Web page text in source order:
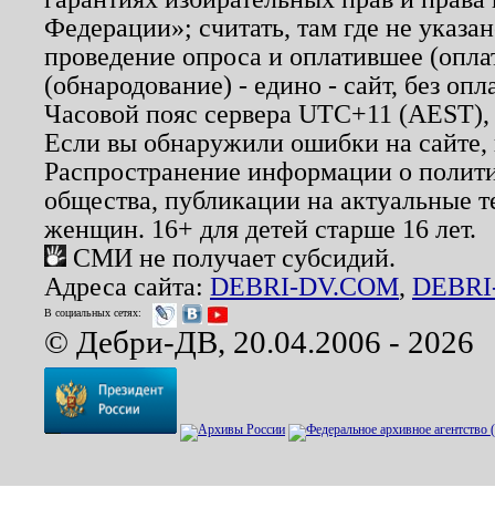
Федерации»; считать, там где не
проведение опроса и оплатившее
(обнародование) - едино - сайт, без
Часовой пояс сервера UTC+11
Если вы обнаружили ошибки на
Распространение информации о
общества, публикации на актуальные
женщин. 16+ для детей старше 16 лет.
СМИ не получает субсидий.
Адреса сайта: DEBRI-DV.COM,
В социальных сетях:
© Дебри-ДВ, 20.04.2006 - 2026